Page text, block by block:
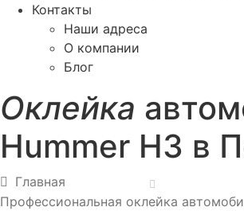
Контакты
Наши адреса
О компании
Блог
Оклейка
Hummer H3 в
Главная
Профессиональная оклейка